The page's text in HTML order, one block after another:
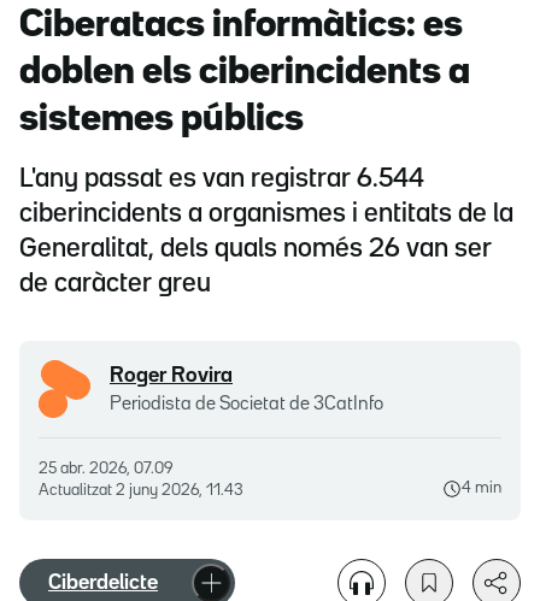
Ciberatacs informàtics: es
doblen els ciberincidents a
sistemes públics
L'any passat es van registrar 6.544
ciberincidents a organismes i entitats de la
Generalitat, dels quals només 26 van ser
de caràcter greu
Roger Rovira
Periodista de Societat de 3CatInfo
25 abr. 2026, 07.09
Actualitzat 2 juny 2026, 11.43 4 min
Ciberdelicte